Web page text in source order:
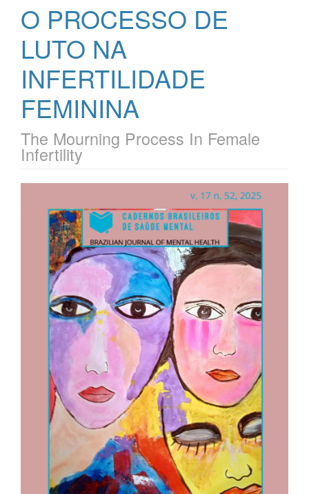
O PROCESSO DE
LUTO NA
INFERTILIDADE
FEMININA
The Mourning Process In Female
Infertility
lateral
artigos